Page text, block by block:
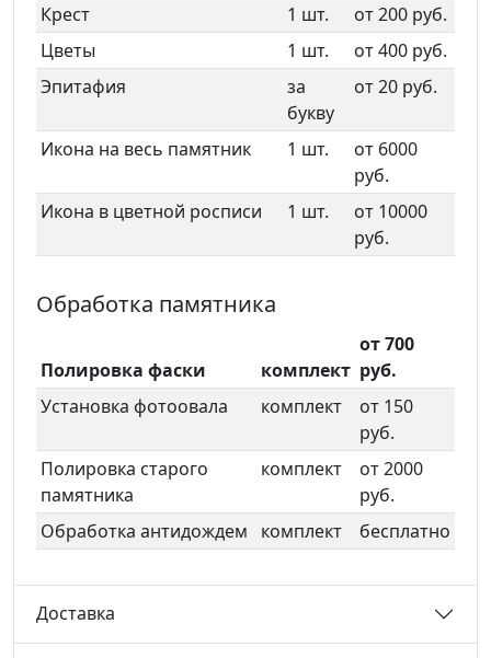
Крест
1 шт.
от 200 руб.
Цветы
1 шт.
от 400 руб.
Эпитафия
за
букву
от 20 руб.
Икона на весь памятник 1 шт.
от 6000
руб.
Икона в цветной росписи
1 шт.
от 10000
руб.
Обработка памятника
Полировка фаски комплект
от 700
руб.
Установка фотоовала
комплект
от 150
руб.
Полировка старого
памятника
комплект
от 2000
руб.
Обработка антидождем
комплект бесплатно
Доставка